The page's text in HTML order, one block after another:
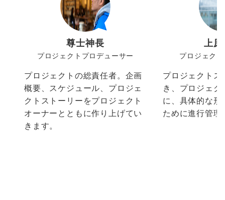
尊士神長
プロジェクトプロデューサー
プロジェクトの総責任者。企画
概要、スケジュール、プロジェ
クトストーリーをプロジェクト
オーナーとともに作り上げてい
きます。
上
プロジェク
プロジェクト
き、プロジェ
に、具体的な
ために進行管